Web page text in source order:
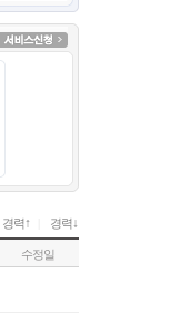
경력↑ 경력↓
수정일